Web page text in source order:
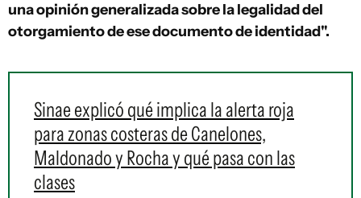
una opinión generalizada sobre la legalidad del
otorgamiento de ese documento de identidad".
Sinae explicó qué implica la alerta roja
para zonas costeras de Canelones,
Maldonado y Rocha y qué pasa con las
clases